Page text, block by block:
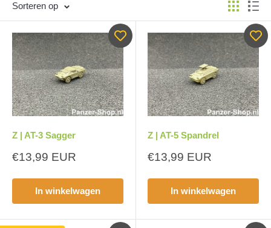
Sorteren op
Z | AT-3 Sagger
Aanbiedingsprijs
€13,99 EUR
In winkelwagen
Z | AT-5 Spandrel
Aanbiedingsprijs
€13,99 EUR
In winkelwagen